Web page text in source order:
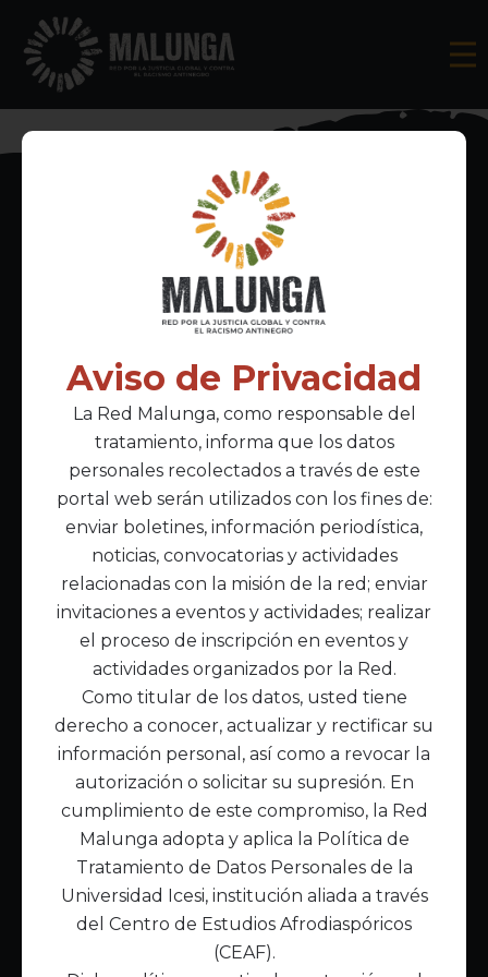
Inscríbete al boletín informativo
Acepto lapolítica de privacidad
Enlaces Principales
Inicio
Acerca de Malunga
Nuestra misión
Quiénes somos
Enlaces de interés
Publicaciones
Noticias
Contáctanos
Política de Tratamiento de Datos
Aviso de Privacidad
La Red Malunga, como responsable del
tratamiento, informa que los datos
personales recolectados a través de este
portal web serán utilizados con los fines de:
enviar boletines, información periodística,
noticias, convocatorias y actividades
relacionadas con la misión de la red; enviar
invitaciones a eventos y actividades; realizar
el proceso de inscripción en eventos y
actividades organizados por la Red.
Como titular de los datos, usted tiene
derecho a conocer, actualizar y rectificar su
información personal, así como a revocar la
autorización o solicitar su supresión. En
cumplimiento de este compromiso, la Red
Malunga adopta y aplica la Política de
Tratamiento de Datos Personales de la
Universidad Icesi, institución aliada a través
del Centro de Estudios Afrodiaspóricos
(CEAF).